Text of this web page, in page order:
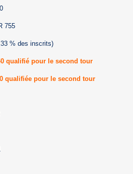
755
% des inscrits)
qualifié pour le second tour
qualifiée pour le second tour